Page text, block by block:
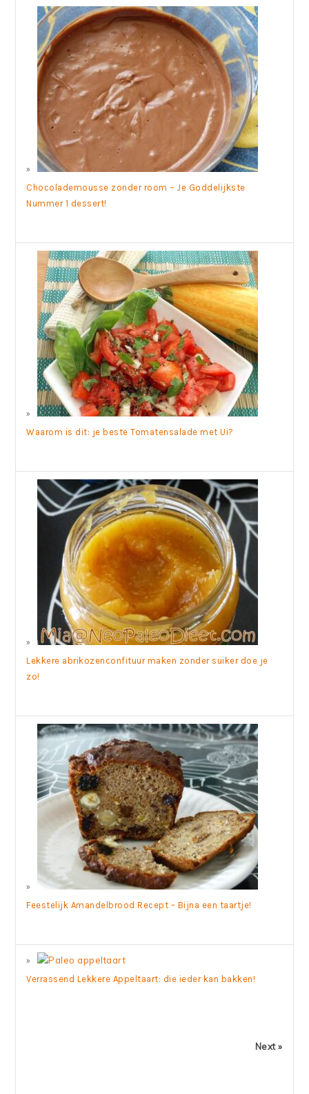
Chocolademousse zonder room – Je Goddelijkste
Nummer 1 dessert!
Waarom is dit: je beste Tomatensalade met Ui?
Lekkere abrikozenconfituur maken zonder suiker doe je
zo!
Feestelijk Amandelbrood Recept – Bijna een taartje!
Verrassend Lekkere Appeltaart: die ieder kan bakken!
Next »